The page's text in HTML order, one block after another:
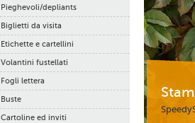
Pieghevoli/depliants
Biglietti da visita
Etichette e cartellini
Volantini fustellati
Fogli lettera
Buste
Cartoline ed inviti